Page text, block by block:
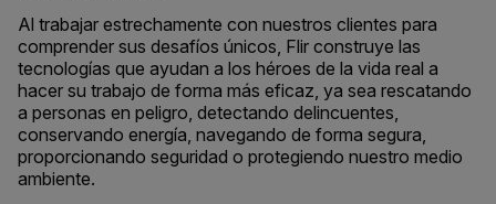
Al trabajar estrechamente con nuestros clientes para
comprender sus desafíos únicos, Flir construye las
tecnologías que ayudan a los héroes de la vida real a
hacer su trabajo de forma más eficaz, ya sea rescatando
a personas en peligro, detectando delincuentes,
conservando energía, navegando de forma segura,
proporcionando seguridad o protegiendo nuestro medio
ambiente.